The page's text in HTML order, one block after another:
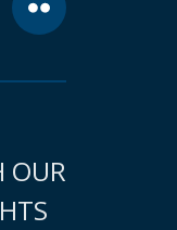
OUR